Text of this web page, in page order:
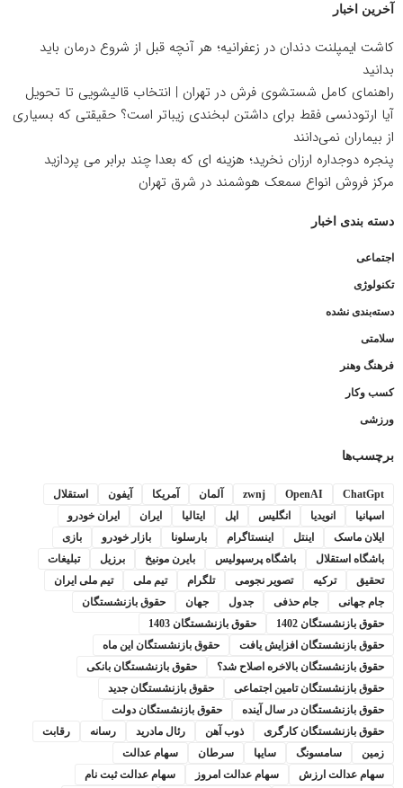
آخرین اخبار
کاشت ایمپلنت دندان در زعفرانیه؛ هر آنچه قبل از شروع درمان باید
بدانید
راهنمای کامل شستشوی فرش در تهران | انتخاب قالیشویی تا تحویل
آیا ارتودنسی فقط برای داشتن لبخندی زیباتر است؟ حقیقتی که بسیاری
از بیماران نمی‌دانند
پنجره دوجداره ارزان نخرید؛ هزینه ای که بعدا چند برابر می پردازید
مرکز فروش انواع سمعک هوشمند در شرق تهران
دسته بندی اخبار
اجتماعی
تکنولوژی
دسته‌بندی نشده
سلامتی
فرهنگ وهنر
کسب وکار
ورزشی
برچسب‌ها
ChatGpt
OpenAI
zwnj آلمان آمریکا آیفون
استقلال
اسپانیا
انویدیا انگلیس اپل ایتالیا ایران
ایران خودرو
ایلان ماسک
اینتل اینستاگرام بارسلونا بازار خودرو
بازی
باشگاه استقلال
باشگاه پرسپولیس بایرن مونیخ برزیل
تبلیغات
تحقیق
ترکیه تصویر نجومی تلگرام تیم ملی
تیم ملی ایران
جام جهانی
جام حذفی جدول جهان
حقوق بازنشستگان
حقوق بازنشستگان 1402
حقوق بازنشستگان 1403
حقوق بازنشستگان افزایش یافت
حقوق بازنشستگان این ماه
حقوق بازنشستگان بالاخره اصلاح شد؟
حقوق بازنشستگان بانکی
حقوق بازنشستگان تامین اجتماعی
حقوق بازنشستگان جدید
حقوق بازنشستگان در سال آینده
حقوق بازنشستگان دولت
حقوق بازنشستگان کارگری
ذوب آهن رئال مادرید رسانه
رقابت
زمین
سامسونگ سایپا سرطان
سهام عدالت
سهام عدالت ارزش
سهام عدالت امروز
سهام عدالت ثبت نام